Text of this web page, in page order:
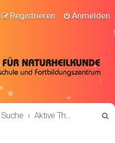
Anmelden
Registrieren
Suche Aktive Themen